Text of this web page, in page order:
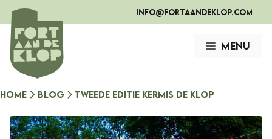
naar
de
inhoud
info@fortaandeklop.com
Menu
Home Blog Tweede editie Kermis de Klop